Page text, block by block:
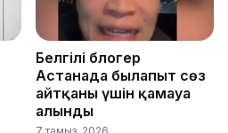
Белгілі блогер
Астанада былапыт сөз
айтқаны үшін қамауға
алынды